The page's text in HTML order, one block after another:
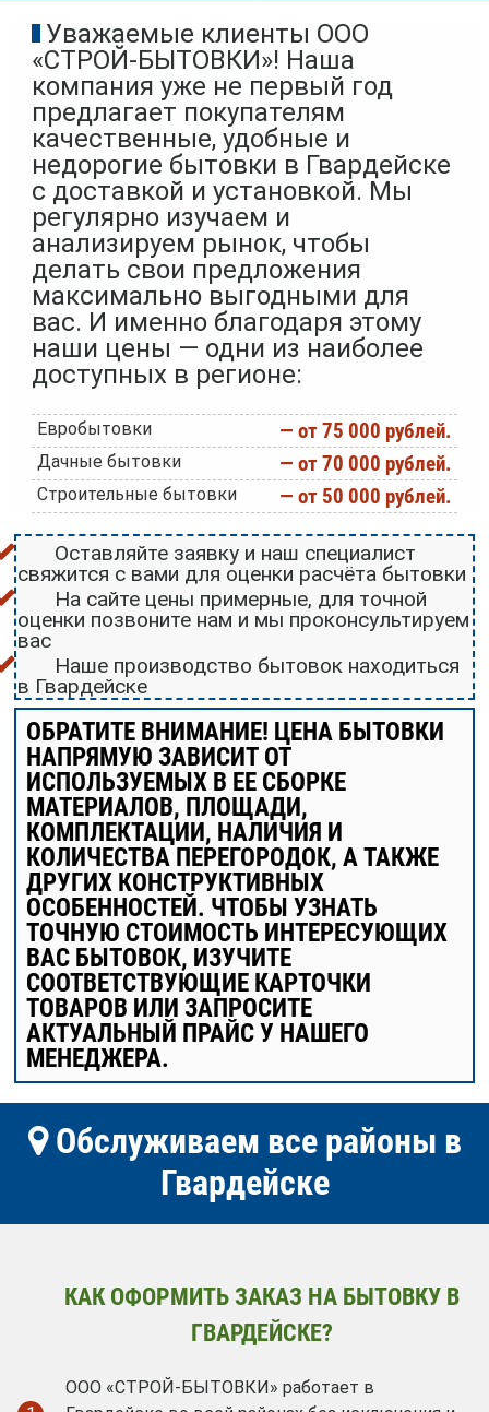
Уважаемые клиенты ООО
«СТРОЙ-БЫТОВКИ»! Наша
компания уже не первый год
предлагает покупателям
качественные, удобные и
недорогие бытовки в Гвардейске
с доставкой и установкой. Мы
регулярно изучаем и
анализируем рынок, чтобы
делать свои предложения
максимально выгодными для
вас. И именно благодаря этому
наши цены — одни из наиболее
доступных в регионе:
Евробытовки — от 75 000 рублей.
Дачные бытовки — от 70 000 рублей.
Строительные бытовки — от 50 000 рублей.
Оставляйте заявку и наш специалист
свяжится с вами для оценки расчёта бытовки
На сайте цены примерные, для точной
оценки позвоните нам и мы проконсультируем
вас
Наше производство бытовок находиться
в Гвардейске
ОБРАТИТЕ ВНИМАНИЕ! ЦЕНА БЫТОВКИ
НАПРЯМУЮ ЗАВИСИТ ОТ
ИСПОЛЬЗУЕМЫХ В ЕЕ СБОРКЕ
МАТЕРИАЛОВ, ПЛОЩАДИ,
КОМПЛЕКТАЦИИ, НАЛИЧИЯ И
КОЛИЧЕСТВА ПЕРЕГОРОДОК, А ТАКЖЕ
ДРУГИХ КОНСТРУКТИВНЫХ
ОСОБЕННОСТЕЙ. ЧТОБЫ УЗНАТЬ
ТОЧНУЮ СТОИМОСТЬ ИНТЕРЕСУЮЩИХ
ВАС БЫТОВОК, ИЗУЧИТЕ
СООТВЕТСТВУЮЩИЕ КАРТОЧКИ
ТОВАРОВ ИЛИ ЗАПРОСИТЕ
АКТУАЛЬНЫЙ ПРАЙС У НАШЕГО
МЕНЕДЖЕРА.
Обслуживаем все районы в
Гвардейске
КАК ОФОРМИТЬ ЗАКАЗ НА БЫТОВКУ В
ГВАРДЕЙСКЕ?
ООО «СТРОЙ-БЫТОВКИ» работает в